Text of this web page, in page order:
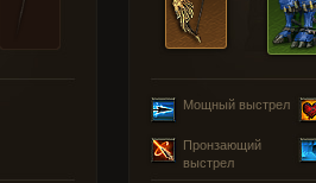
Мощный выстрел
Пронзающий
выстрел